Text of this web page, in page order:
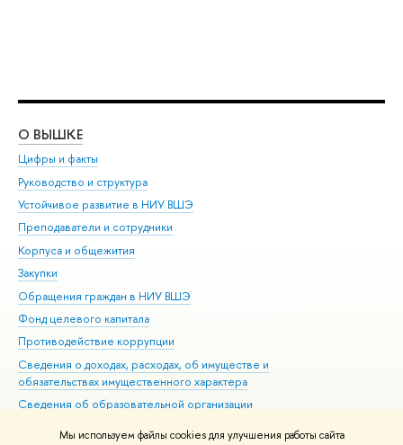
Мы используем файлы cookies для улучшения работы сайта
О ВЫШКЕ
Цифры и факты
Руководство и структура
Устойчивое развитие в НИУ ВШЭ
Преподаватели и сотрудники
Корпуса и общежития
Закупки
Обращения граждан в НИУ ВШЭ
Фонд целевого капитала
Противодействие коррупции
Сведения о доходах, расходах, об имуществе и
обязательствах имущественного характера
Сведения об образовательной организации
Людям с ограниченными возможностями здоровья